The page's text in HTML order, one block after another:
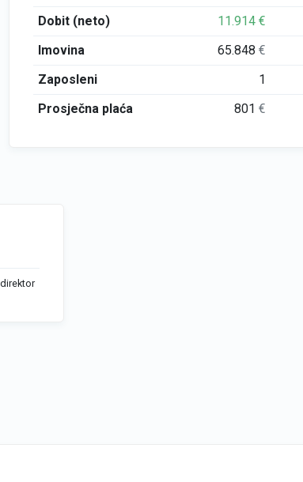
Dobit (neto)
11.914€
Imovina
65.848€
Zaposleni
1
Prosječna plaća
801€